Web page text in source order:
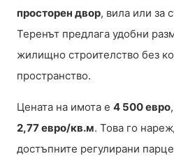
просторен двор, вила или за
Теренът предлага удобни
жилищно строителство без
пространство.
Цената на имота е 4 500 евро
2,77 евро/кв.м. Това го
достъпните регулирани